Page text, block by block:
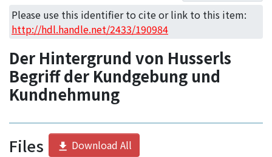
Access Statistics
Library Network
Please use this identifier to cite or link to this item:
http://hdl.handle.net/2433/190984
Der Hintergrund von Husserls
Begriff der Kundgebung und
Kundnehmung
Files
Download All